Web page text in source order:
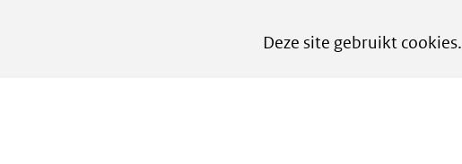
Deze site gebruikt cookies.